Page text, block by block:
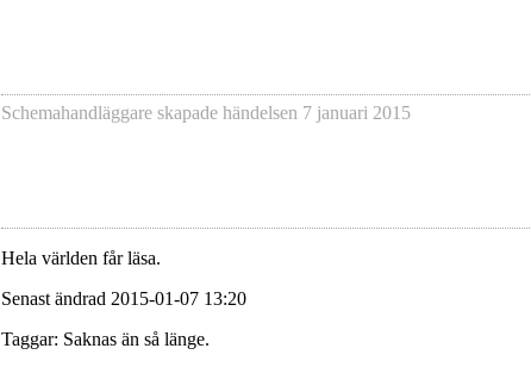
Schemahandläggare skapade händelsen 7 januari 2015
Hela världen får läsa.
Senast ändrad 2015-01-07 13:20
Taggar: Saknas än så länge.